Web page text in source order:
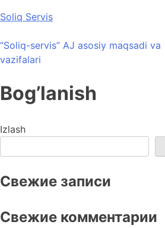
Skip
content
Soliq Servis
“Soliq-servis” AJ asosiy maqsadi va
vazifalari
Bog’lanish
Izlash
Свежие записи
Свежие комментарии